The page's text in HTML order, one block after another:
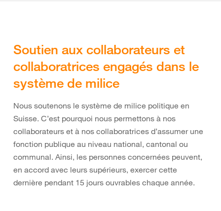
Soutien aux collaborateurs et
collaboratrices engagés dans le
système de milice
Nous soutenons le système de milice politique en
Suisse. C’est pourquoi nous permettons à nos
collaborateurs et à nos collaboratrices d’assumer une
fonction publique au niveau national, cantonal ou
communal. Ainsi, les personnes concernées peuvent,
en accord avec leurs supérieurs, exercer cette
dernière pendant 15 jours ouvrables chaque année.